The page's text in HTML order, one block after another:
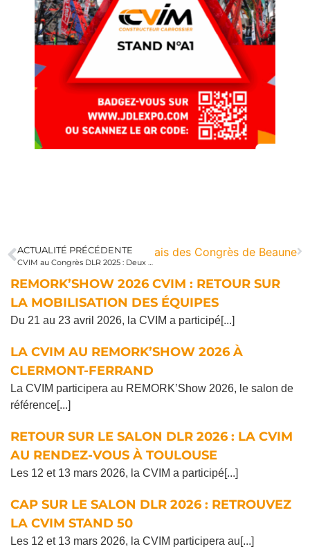
ACTUALITÉ PRÉCÉDENTE
JDL 2025 : trois jours au Palais des Congrès de Beaune
REMORK’SHOW 2026 CVIM : RETOUR SUR
LA MOBILISATION DES ÉQUIPES
Du 21 au 23 avril 2026, la CVIM a participé[...]
LA CVIM AU REMORK’SHOW 2026 À
CLERMONT-FERRAND
La CVIM participera au REMORK’Show 2026, le salon de
référence[...]
RETOUR SUR LE SALON DLR 2026 : LA CVIM
AU RENDEZ-VOUS À TOULOUSE
Les 12 et 13 mars 2026, la CVIM a participé[...]
CAP SUR LE SALON DLR 2026 : RETROUVEZ
LA CVIM STAND 50
Les 12 et 13 mars 2026, la CVIM participera au[...]